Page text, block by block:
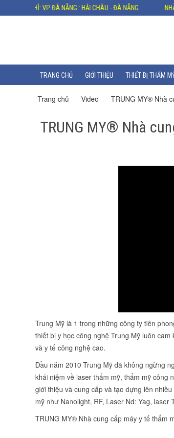
CHỈ: VP ĐÀ NẴNG : HẢI CHÂU - ĐÀ NẴNG NHÀ
TRANG CHỦ GIỚI THIỆU THIẾT BỊ THẨM
Trang chủ Video TRUNG MY® Nhà
TRUNG MY® Nhà
Trung Mỹ là 1 trong những công ty tiên
thiết bị y học công nghệ Trung Mỹ luôn
và y tế công nghệ cao.
Đầu năm 2010 Trung Mỹ đã không ngừng
khái niệm về laser thẩm mỹ, thẩm mỹ công
giới thiệu và cung cấp và tạo dựng lên
mỹ như Nanolight, RF, Laser Nd: Yag,
TRUNG MY® Nhà cung cấp máy y tế thẩm